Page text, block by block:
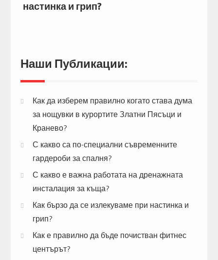
настинка и грип?
Наши Публикации:
Как да изберем правилно когато става дума
за нощувки в курортите Златни Пясъци и
Кранево?
С какво са по-специални съвременните
гардероби за спалня?
С какво е важна работата на дренажната
инсталация за къща?
Как бързо да се излекуваме при настинка и
грип?
Как е правилно да бъде почистван фитнес
центърът?